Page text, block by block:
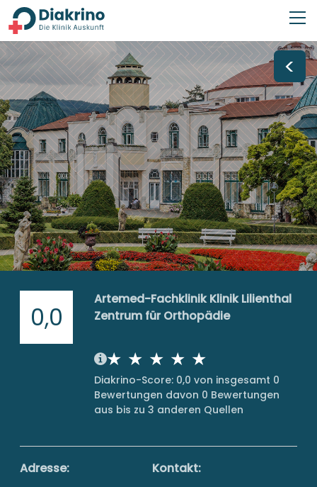
<
0,0
Artemed-Fachklinik Klinik Lilienthal
Zentrum für Orthopädie
Diakrino-Score: 0,0 von insgesamt 0
Bewertungen davon 0 Bewertungen
aus bis zu 3 anderen Quellen
Adresse: Kontakt: